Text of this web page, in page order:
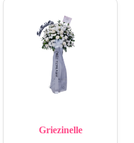
Griezinelle